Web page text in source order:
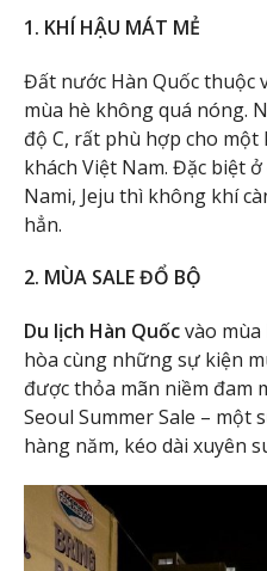
1. KHÍ HẬU MÁT MẺ
Đất nước Hàn Quốc thuộc
mùa hè không quá nóng.
độ C, rất phù hợp cho
khách Việt Nam. Đặc biệt
Nami, Jeju thì không khí
hẳn.
2. MÙA SALE ĐỔ BỘ
Du lịch Hàn Quốcvào mùa
hòa cùng những sự kiện
được thỏa mãn niềm đam
Seoul Summer Sale – một
hàng năm, kéo dài xuyên